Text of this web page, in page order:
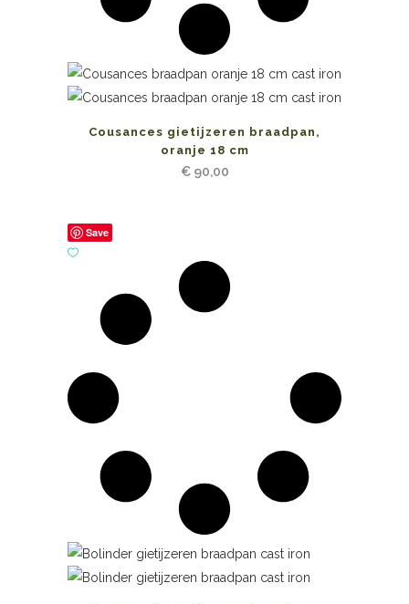
Cousances gietijzeren braadpan,
oranje 18 cm
€90,00
Save